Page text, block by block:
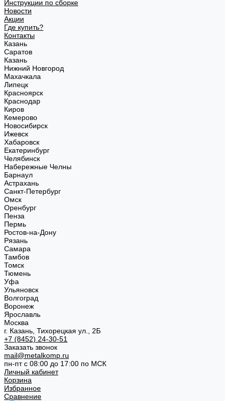
Инструкции по сборке
Новости
Акции
Где купить?
Контакты
Казань
Саратов
Казань
Нижний Новгород
Махачкала
Липецк
Красноярск
Краснодар
Киров
Кемерово
Новосибирск
Ижевск
Хабаровск
Екатеринбург
Челябинск
Набережные Челны
Барнаул
Астрахань
Санкт-Петербург
Омск
Оренбург
Пенза
Пермь
Ростов-на-Дону
Рязань
Самара
Тамбов
Томск
Тюмень
Уфа
Ульяновск
Волгоград
Воронеж
Ярославль
Москва
г. Казань, Тихорецкая ул., 2Б
+7 (8452) 24-30-51
Заказать звонок
mail@metalkomp.ru
пн-пт с 08:00 до 17:00 по МСК
Личный кабинет
Корзина
Избранное
Сравнение